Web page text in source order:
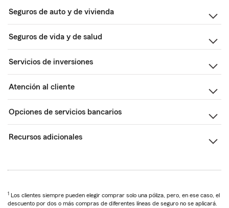
Seguros de auto y de vivienda
Seguros de vida y de salud
Servicios de inversiones
Atención al cliente
Opciones de servicios bancarios
Recursos adicionales
1 Los clientes siempre pueden elegir comprar solo una póliza, pero, en ese caso, el
descuento por dos o más compras de diferentes líneas de seguro no se aplicará.